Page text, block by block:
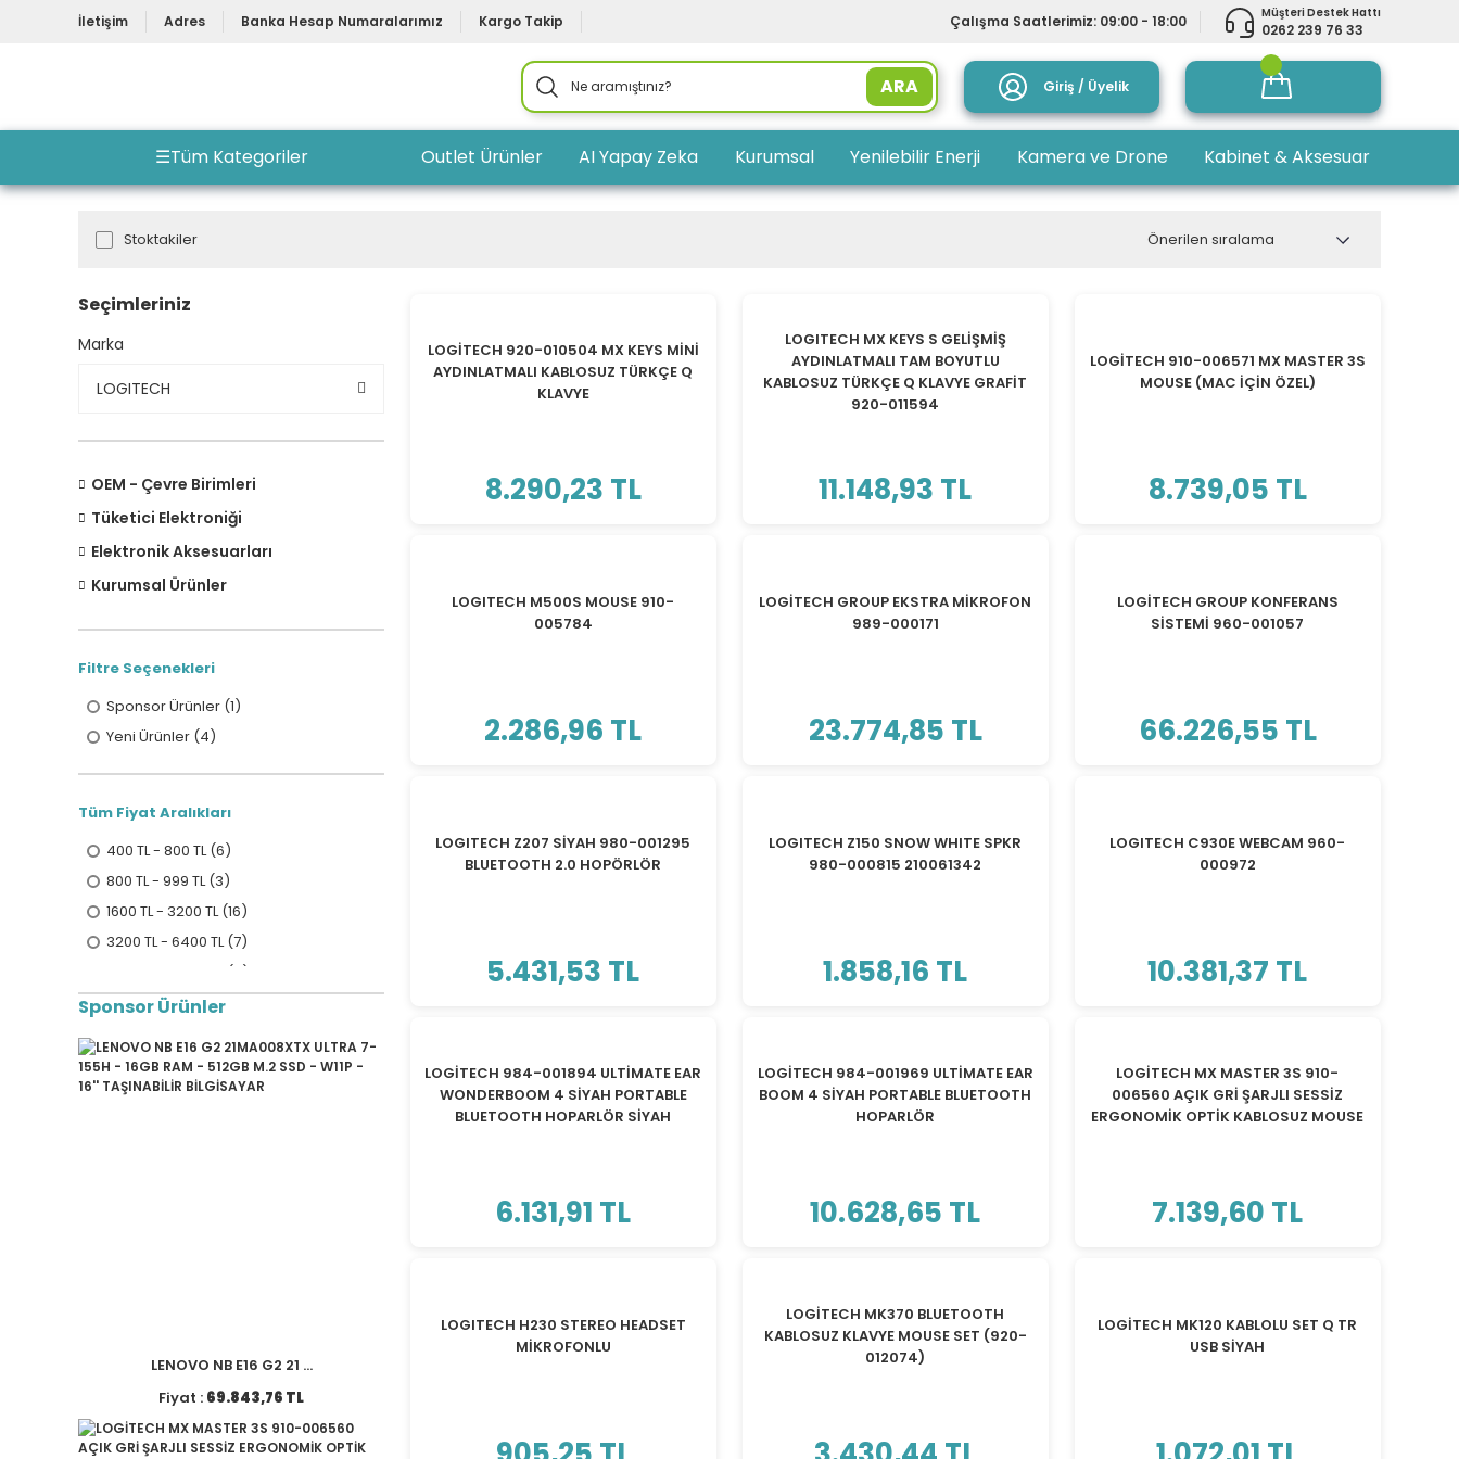
İletişim Adres Banka Hesap Numaralarımız Kargo Takip Çalışma Saatlerimiz: 09:00 - 18:00 Müşteri Destek Hattı
0262 239 76 33
ARA Giriş / Üyelik
☰Tüm Kategoriler Outlet Ürünler AI Yapay Zeka Kurumsal Yenilebilir Enerji Kamera ve Drone Kabinet & Aksesuar
Stoktakiler
Seçimleriniz
Marka
LOGITECH
OEM - Çevre Birimleri
Tüketici Elektroniği
Elektronik Aksesuarları
Kurumsal Ürünler
Filtre Seçenekleri
Sponsor Ürünler (1)
Yeni Ürünler (4)
Tüm Fiyat Aralıkları
400 TL - 800 TL (6)
800 TL - 999 TL (3)
1600 TL - 3200 TL (16)
3200 TL - 6400 TL (7)
6400 TL - 9800 TL (5)
9800 TL - 14500 TL (4)
Sponsor Ürünler
LENOVO NB E16 G2 21 ...
Fiyat : 69.843,76 TL
LOGİTECH 920-010504 MX KEYS MİNİ
AYDINLATMALI KABLOSUZ TÜRKÇE Q
KLAVYE
8.290,23 TL
LOGITECH MX KEYS S GELİŞMİŞ
AYDINLATMALI TAM BOYUTLU
KABLOSUZ TÜRKÇE Q KLAVYE GRAFİT
920-011594
11.148,93 TL
LOGİTECH 910-006571 MX MASTER 3S
MOUSE (MAC İÇİN ÖZEL)
8.739,05 TL
LOGITECH M500S MOUSE 910-
005784
2.286,96 TL
LOGİTECH GROUP EKSTRA MİKROFON
989-000171
23.774,85 TL
LOGİTECH GROUP KONFERANS
SİSTEMİ 960-001057
66.226,55 TL
LOGITECH Z207 SİYAH 980-001295
BLUETOOTH 2.0 HOPÖRLÖR
5.431,53 TL
LOGITECH Z150 SNOW WHITE SPKR
980-000815 210061342
1.858,16 TL
LOGITECH C930E WEBCAM 960-
000972
10.381,37 TL
LOGİTECH 984-001894 ULTİMATE EAR
WONDERBOOM 4 SİYAH PORTABLE
BLUETOOTH HOPARLÖR SİYAH
6.131,91 TL
LOGİTECH 984-001969 ULTİMATE EAR
BOOM 4 SİYAH PORTABLE BLUETOOTH
HOPARLÖR
10.628,65 TL
LOGİTECH MX MASTER 3S 910-
006560 AÇIK GRİ ŞARJLI SESSİZ
ERGONOMİK OPTİK KABLOSUZ MOUSE
7.139,60 TL
LOGITECH H230 STEREO HEADSET
MİKROFONLU
LOGİTECH MK370 BLUETOOTH
KABLOSUZ KLAVYE MOUSE SET (920-
012074)
LOGİTECH MK120 KABLOLU SET Q TR
USB SİYAH